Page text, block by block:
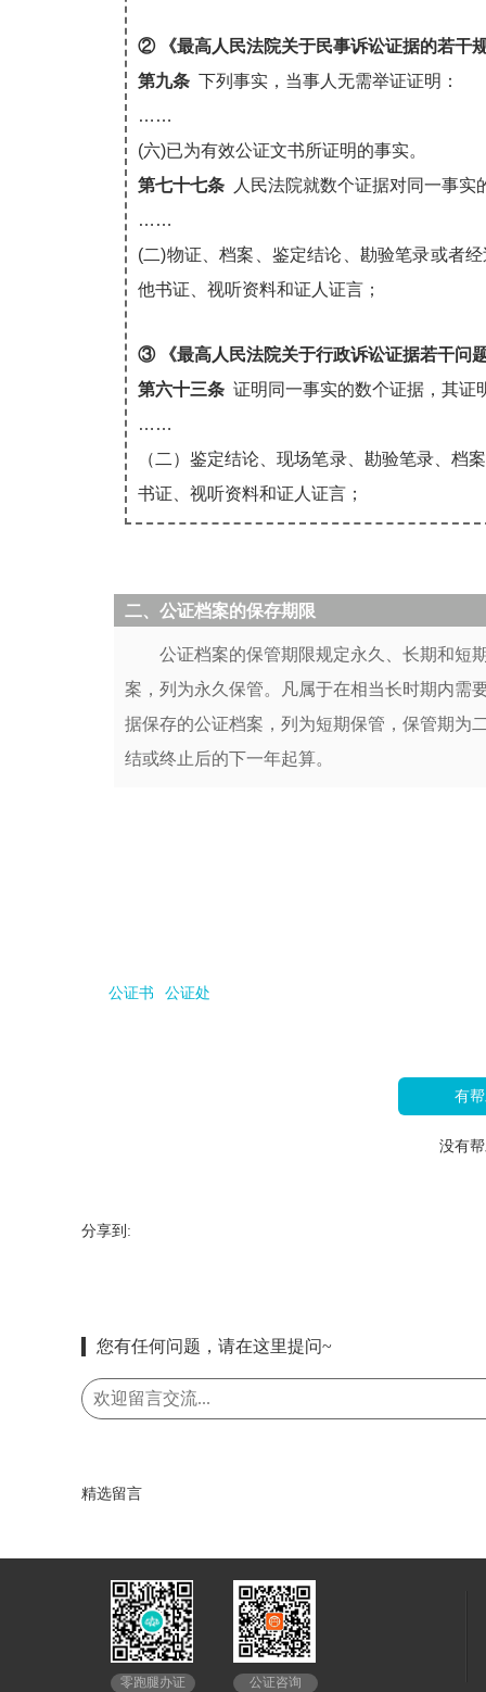
② 《最高人民法院关于民事诉讼证据的若干
第九条下列事实，当事人无需举证证明：
……
(六)已为有效公证文书所证明的事实。
第七十七条人民法院就数个证据对同一事实
……
(二)物证、档案、鉴定结论、勘验笔录或者
他书证、视听资料和证人证言；
③ 《最高人民法院关于行政诉讼证据若干问
第六十三条 证明同一事实的数个证据，其证
……
（二）鉴定结论、现场笔录、勘验笔录、档
书证、视听资料和证人证言；
二、公证档案的保存期限
公证档案的保管期限规定永久、长期和短
案，列为永久保管。凡属于在相当长时期内需
据保存的公证档案，列为短期保管，保管期为
结或终止后的下一年起算。
公证书 公证处
有
没有
分享到:
您有任何问题，请在这里提问~
精选留言
零跑腿办证 公证咨询